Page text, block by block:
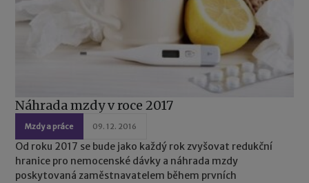
Náhrada mzdy v roce 2017
Mzdy a práce 09. 12. 2016
Od roku 2017 se bude jako každý rok zvyšovat redukční
hranice pro nemocenské dávky a náhrada mzdy
poskytovaná zaměstnavatelem během prvních